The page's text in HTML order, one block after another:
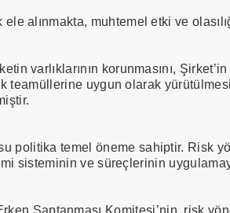
alınmakta, muhtemel etki ve
varlıklarının korunmasını,
teamüllerine uygun olarak
politika temel öneme sahiptir. Risk
sisteminin ve süreçlerinin